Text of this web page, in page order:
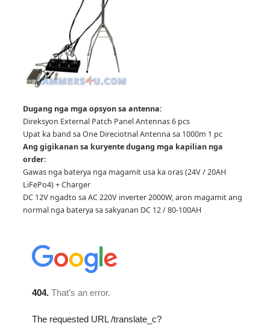
Dugang nga mga opsyon sa antenna:
Direksyon External Patch Panel Antennas 6 pcs
Upat ka band sa One Direciotnal Antenna sa 1000m 1 pc
Ang gigikanan sa kuryente dugang mga kapilian nga
order:
Gawas nga baterya nga magamit usa ka oras (24V / 20AH
LiFePo4) + Charger
DC 12V ngadto sa AC 220V inverter 2000W, aron magamit ang
normal nga baterya sa sakyanan DC 12 / 80-100AH